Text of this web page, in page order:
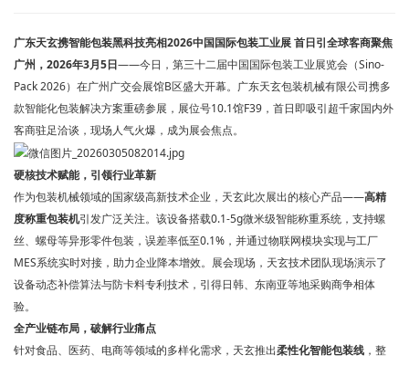
广东天玄携智能包装黑科技亮相2026中国国际包装工业展 首日引全球客商聚焦
广州，2026年3月5日——今日，第三十二届中国国际包装工业展览会（Sino-
Pack 2026）在广州广交会展馆B区盛大开幕。广东天玄包装机械有限公司携多
款智能化包装解决方案重磅参展，展位号10.1馆F39，首日即吸引超千家国内外
客商驻足洽谈，现场人气火爆，成为展会焦点。
硬核技术赋能，引领行业革新
作为包装机械领域的国家级高新技术企业，天玄此次展出的核心产品——高精
度称重包装机引发广泛关注。该设备搭载0.1-5g微米级智能称重系统，支持螺
丝、螺母等异形零件包装，误差率低至0.1%，并通过物联网模块实现与工厂
MES系统实时对接，助力企业降本增效。展会现场，天玄技术团队现场演示了
设备动态补偿算法与防卡料专利技术，引得日韩、东南亚等地采购商争相体
验。
全产业链布局，破解行业痛点
针对食品、医药、电商等领域的多样化需求，天玄推出柔性化智能包装线 ，整